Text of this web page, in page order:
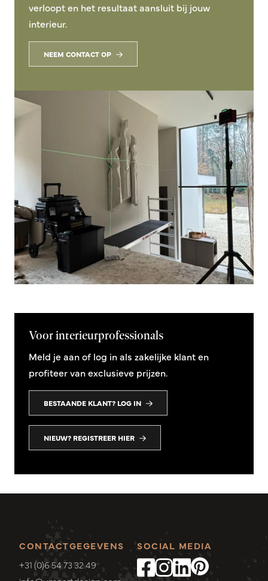
verloopt en het resultaat aansluit bij jouw
interieur.
NEEM CONTACT OP
Voor interieurprofessionals
Meld je aan of log in als zakelijke klant en
profiteer van exclusieve prijzen.
BESTAANDE KLANT? LOG IN
NIEUW? REGISTREER HIER
CONTACTGEGEVENS
+31 (0)6 54 73 32 49
SOCIAL MEDIA